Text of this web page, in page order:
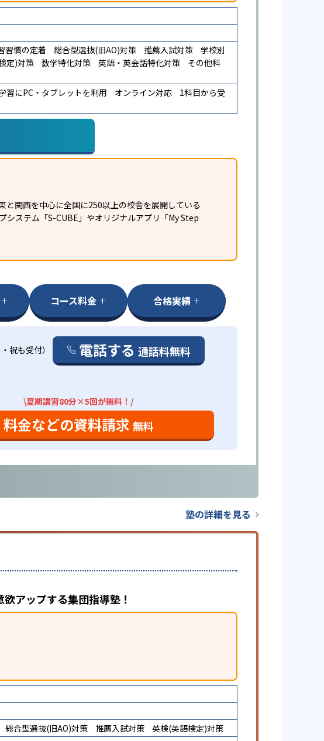
習慣の定着 総合型選抜(旧AO)対策 推薦入試対策
学校別
定)対策 数学特化対策 英語・英会話特化対策
その他科
習にPC・タブレットを利用 オンライン対応
1科目から受
関西を中心に全国に250以上の校舎を展開している
システム「S-CUBE」やオリジナルアプリ「My Step
コース料金 合格実績
祝も受付） 電話する 通話料無料
\夏期講習80分×5回が無料！/
料金などの資料請求 無料
塾の詳細を見る
アップする集団指導塾！
総合型選抜(旧AO)対策 推薦入試対策
英検(英語検定)対策